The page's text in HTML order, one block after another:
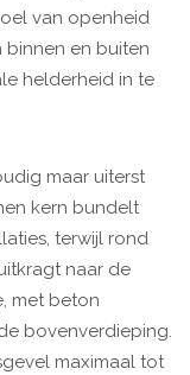
van openheid
en buiten
helderheid in te
maar uiterst
kern bundelt
terwijl rond
naar de
met beton
bovenverdieping.
maximaal tot